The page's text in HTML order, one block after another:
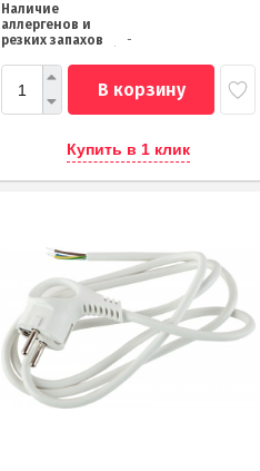
Наличие
аллергенов и
резких запахов
-
В корзину
Купить в 1 клик